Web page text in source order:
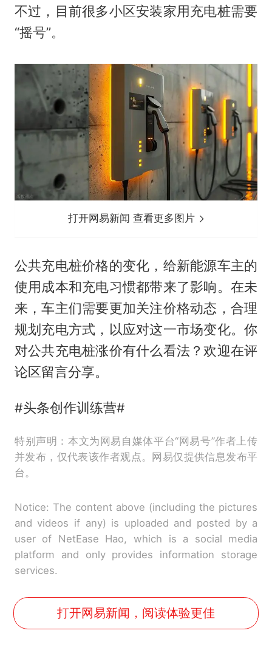
不过，目前很多小区安装家用充电桩需要
“摇号”。
打开网易新闻 查看更多图片
公共充电桩价格的变化，给新能源车主的
使用成本和充电习惯都带来了影响。在未
来，车主们需要更加关注价格动态，合理
规划充电方式，以应对这一市场变化。你
对公共充电桩涨价有什么看法？欢迎在评
论区留言分享。
#头条创作训练营#
特别声明：本文为网易自媒体平台“网易号”作者上传
并发布，仅代表该作者观点。网易仅提供信息发布平
台。
Notice: The content above (including the pictures
and videos if any) is uploaded and posted by a
user of NetEase Hao, which is a social media
platform and only provides information storage
services.
打开网易新闻，阅读体验更佳